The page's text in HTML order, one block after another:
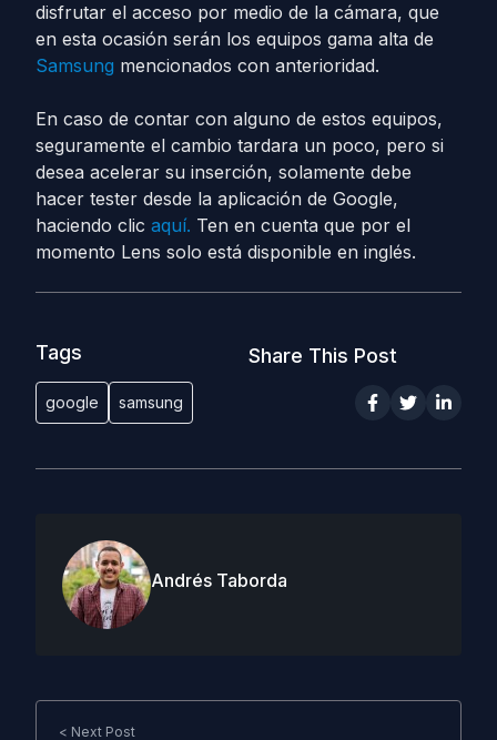
disfrutar el acceso por medio de la cámara, que
en esta ocasión serán los equipos gama alta de
Samsung mencionados con anterioridad.
En caso de contar con alguno de estos equipos,
seguramente el cambio tardara un poco, pero si
desea acelerar su inserción, solamente debe
hacer tester desde la aplicación de Google,
haciendo clic aquí. Ten en cuenta que por el
momento Lens solo está disponible en inglés.
Tags
google samsung
Share This Post
Andrés Taborda
< Next Post